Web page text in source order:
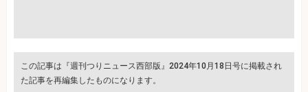
この記事は『週刊つりニュース西部版』2024年10月18日号に掲載され
た記事を再編集したものになります。